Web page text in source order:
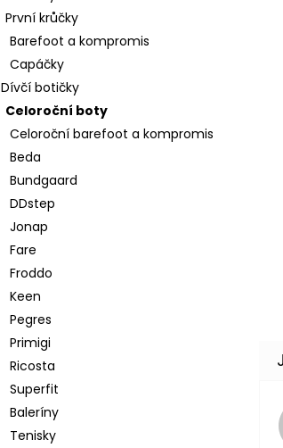
První krůčky
Barefoot a kompromis
Capáčky
Dívčí botičky
Celoroční boty
Celoroční barefoot a kompromis
Beda
Bundgaard
DDstep
Jonap
Fare
Froddo
Keen
Pegres
Primigi
Ricosta
Superfit
Baleríny
Tenisky